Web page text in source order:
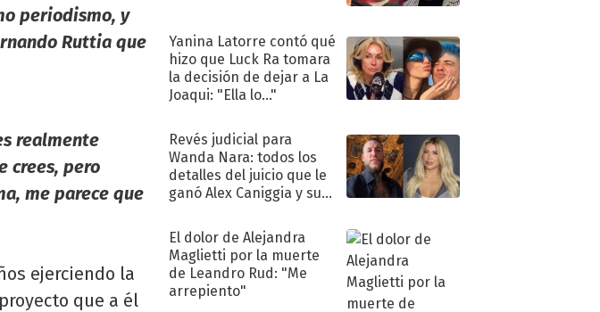
periodismo, y
Ruttia que
realmente
crees, pero
me parece que
ejerciendo la
que a él
Yanina Latorre contó qué
hizo que Luck Ra tomara
la decisión de dejar a La
Joaqui: "Ella lo..."
Revés judicial para
Wanda Nara: todos los
detalles del juicio que le
ganó Alex Caniggia y sus
El dolor de Alejandra
Maglietti por la muerte
de Leandro Rud: "Me
arrepiento"